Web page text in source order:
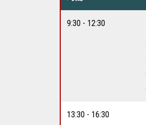
9:30 - 12:30
13:30 - 16:30